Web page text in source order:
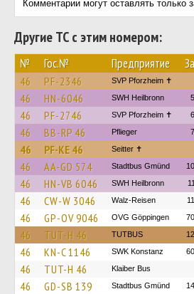
Комментарии могут оставлять только
Другие ТС с этим номером:
№ Гос.№ Предприятие
46 PF-2346 SVP Pforzheim ✝
46 HN-6046 SWH Heilbronn
46 PF-2746 SVP Pforzheim ✝
46 BB-RP 46 Pflieger
46 PF-KE 46 Seitter ✝
46 AA-GD 574 Stadtbus Gmünd
46 HN-VB 6046 SWH Heilbronn
46 CW-W 3046 Walz-Reisen
46 GP-OV 9046 OVG Göppingen
46 TUT-H 46 TUTBUS
46 KN-C 1146 SWK Konstanz
46 TUT-H 46 Klaiber Bus
46 GD-SB 139 Stadtbus Gmünd